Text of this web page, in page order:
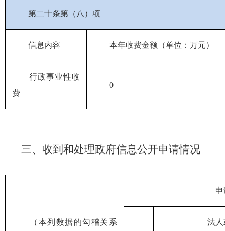
第二十条第（八）项
信息内容 本年收费金额（单位：万元）
行政事业性收
费
0
三、收到和处理政府信息公开申请情况
（本列数据的勾稽关系
法